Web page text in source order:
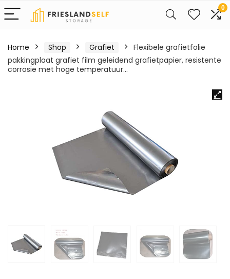
0
Home Shop Grafiet
Flexibele grafietfolie
pakkingplaat grafiet film geleidend grafietpapier, resistente
corrosie met hoge temperatuur…